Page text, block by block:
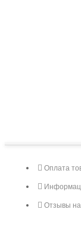
Оплата
Отзывы